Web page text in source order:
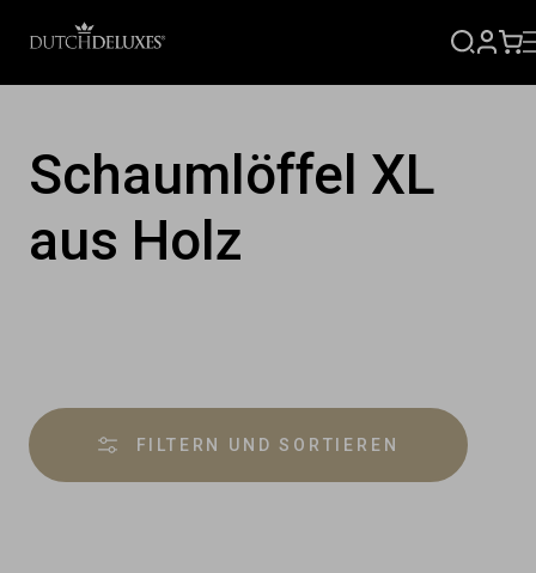
Schaumlöffel XL
aus Holz
overviewFILTERN UND SORTIEREN